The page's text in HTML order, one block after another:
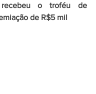
o troféu de
de R$5 mil